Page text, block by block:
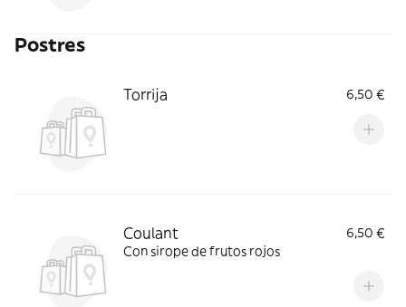
Postres
Torrija 6,50 €
Coulant
6,50 €
Con sirope de frutos rojos